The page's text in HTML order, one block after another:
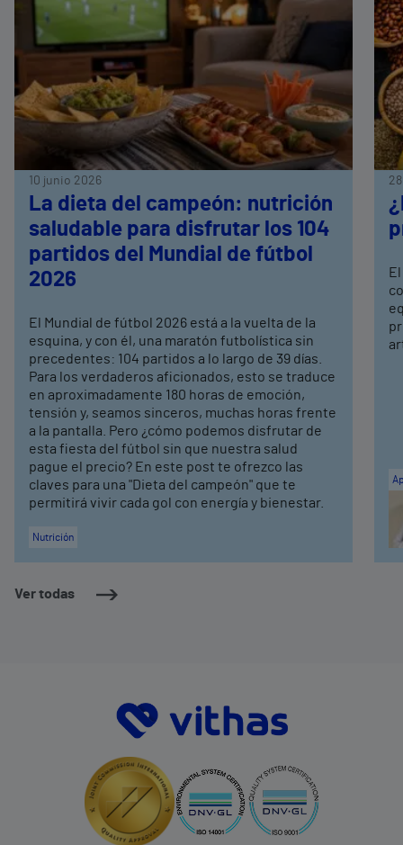
Ver todas
10 junio 2026
La dieta del campeón: nutrición
saludable para disfrutar los 104
partidos del Mundial de fútbol
2026
El Mundial de fútbol 2026 está a la vuelta de la
esquina, y con él, una maratón futbolística sin
precedentes: 104 partidos a lo largo de 39 días.
Para los verdaderos aficionados, esto se traduce
en aproximadamente 180 horas de emoción,
tensión y, seamos sinceros, muchas horas frente
a la pantalla. Pero ¿cómo podemos disfrutar de
esta fiesta del fútbol sin que nuestra salud
pague el precio? En este post te ofrezco las
claves para una "Dieta del campeón" que te
permitirá vivir cada gol con energía y bienestar.
Nutrición